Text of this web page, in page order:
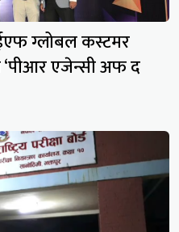
ग्लोबल कस्टमर
‘पीआर एजेन्सी अफ द